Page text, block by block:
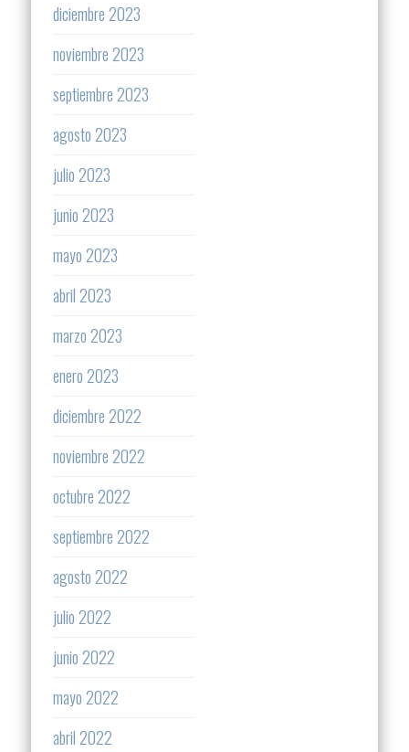
diciembre 2023
noviembre 2023
septiembre 2023
agosto 2023
julio 2023
junio 2023
mayo 2023
abril 2023
marzo 2023
enero 2023
diciembre 2022
noviembre 2022
octubre 2022
septiembre 2022
agosto 2022
julio 2022
junio 2022
mayo 2022
abril 2022